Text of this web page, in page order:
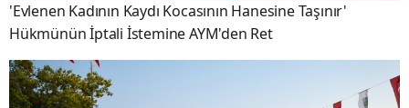
'Evlenen Kadının Kaydı Kocasının Hanesine Taşınır'
Hükmünün İptali İstemine AYM'den Ret